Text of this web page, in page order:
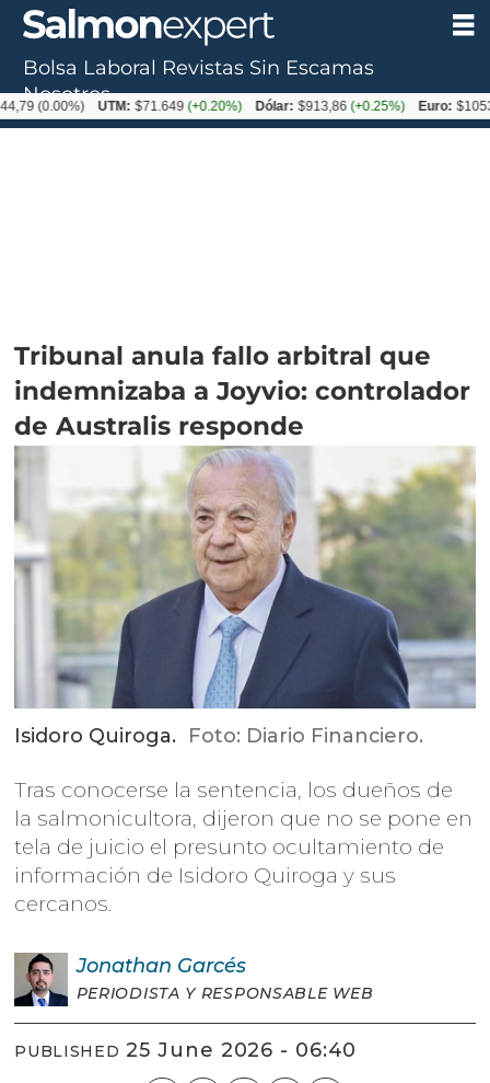
Tribunal anula fallo arbitral que
indemnizaba a Joyvio: controlador
de Australis responde
Isidoro Quiroga. Foto: Diario Financiero.
Tras conocerse la sentencia, los dueños de
la salmonicultora, dijeron que no se pone en
tela de juicio el presunto ocultamiento de
información de Isidoro Quiroga y sus
cercanos.
Jonathan Garcés
PERIODISTA Y RESPONSABLE WEB
PUBLISHED 25 June 2026 - 06:40
Bolsa Laboral Revistas Sin Escamas
Nosotros
UTM: $71.649 (+0.20%) Dólar: $913,86 (+0.25%) Euro: $1053,08(-